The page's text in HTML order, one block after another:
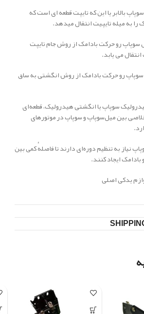
بالابر یا این که تایپت قطعه ای است که
به میله تایپیت انتقال میدهد.
سوپاپ رو حرکت بادامک از روش جام تایپت
می یابد.
سوپاپ رو حرکت بادامک از روش انگشتی به ساق
سوپاپ یا انگشتی هیدرولیک، قطعه‌ای
بین میل‌سوپاپ و سوپاپ در موتورهای
نیاز به تنظیم دوره‌ای دارند تا فاصلهٔ کمی بین
ایجاد کنند.
یدکی اصلی